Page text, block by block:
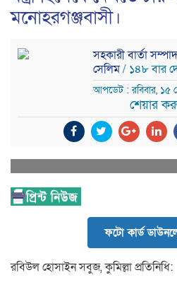
মনোহরগঞ্জবাসী।
সহকারী বার্তা
সেলিম/ ১৪৮ বার
আপডেট : রবিবার, ১৫
শেয়ার
ফটো কার্ড
রবিউল হোসাইন সবুজ, কুমিল্লা প্রতিনিধি: